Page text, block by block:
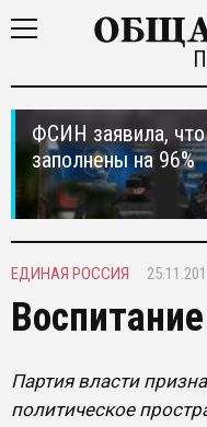
ФСИН заявила,
заполнены на 96%
ЕДИНАЯ РОССИЯ
Партия власти
политическое